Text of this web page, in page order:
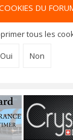
DU
tous les